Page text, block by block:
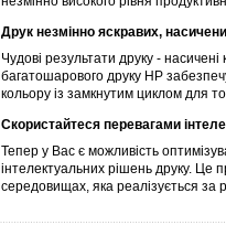
Друк незмінно яскравих,
Чудові результати друку -
багатошарового друку HP
кольору із замкнутим циклом для
Скористайтеся перевагами
Тепер у Вас є можливість
інтелектуальних рішень друку. Це
середовищах, яка реалізується за